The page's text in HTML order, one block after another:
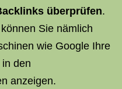
überprüfen.
können Sie nämlich
wie Google Ihre
den
anzeigen.